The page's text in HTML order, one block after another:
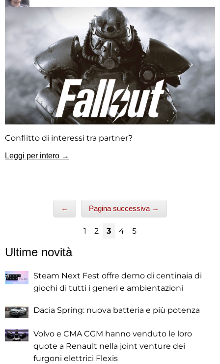
Conflitto di interessi tra partner?
Leggi per intero →
← Pagina successiva →
1 2 3 4 5
Ultime novità
Steam Next Fest offre demo di centinaia di
giochi di tutti i generi e ambientazioni
Dacia Spring: nuova batteria e più potenza
Volvo e CMA CGM hanno venduto le loro
quote a Renault nella joint venture dei
furgoni elettrici Flexis